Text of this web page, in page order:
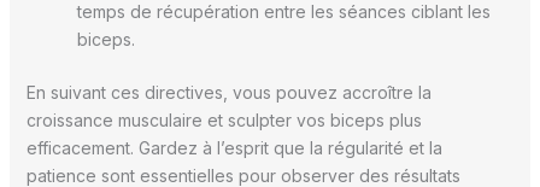
temps de récupération entre les séances ciblant les
biceps.
En suivant ces directives, vous pouvez accroître la
croissance musculaire et sculpter vos biceps plus
efficacement. Gardez à l’esprit que la régularité et la
patience sont essentielles pour observer des résultats